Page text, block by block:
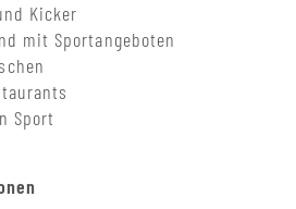
Kicker
mit Sportangeboten
Sport